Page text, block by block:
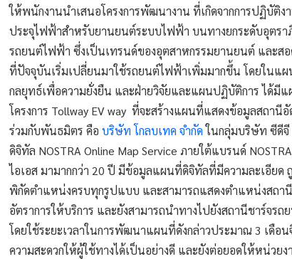
ให้พนักงานนำเสนอโครงการพัฒนางาน ที่เกิดจากการปฏิบัติง
ประจุไฟฟ้าสำหรับยานยนต์ระบบไฟฟ้า บนทางยกระดับอุตรา
รถยนต์ไฟฟ้า ซึ่งเป็นเทรนด์ของอุตสาหกรรมยานยนต์ และส
ที่ปัจจุบันเริ่มเปลี่ยนมาใช้รถยนต์ไฟฟ้าเพิ่มมากขึ้น โดยในแ
กลยุทธ์เพื่อความยั่งยืน และฝ่ายวิจัยและแผนปฏิบัติการ ได้มี
โครงการ Tollway EV way ที่จะสร้างแผนที่แสดงข้อมูลสถานี
ร่วมกับพันธมิตร คือ บริษัท โกลบเทค จำกัดในกลุ่มบริษัท ซีดี
ดิจิทัล NOSTRA Online Map Service ภายใต้แบรนด์
ไอเอส มามากกว่า 20 ปี มีข้อมูลแผนที่ดิจิทัลที่มีความละเอีย
พิกัดตำแหน่งครบทุกรูปแบบ และสามารถแสดงตำแหน่งสถา
อัตราการให้บริการ และยังสามารถนำทางไปยังสถานีชาร์จร
โดยใช้ระยะเวลาในการพัฒนาแผนที่ดังกล่าวประมาณ 3 เดือ
ความสะดวกให้ผู้ใช้ทางได้เป็นอย่างดี และยังต่อยอดให้หน่วย